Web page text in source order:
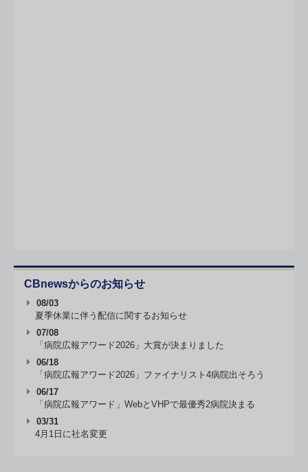
CBnewsからのお知らせ
08/03
夏季休業に伴う配信に関するお知らせ
07/08
「病院広報アワード2026」大賞が決まりました
06/18
「病院広報アワード2026」ファイナリスト4病院出そろう
06/17
「病院広報アワード」WebとVHPで最優秀2病院決まる
03/31
4月1日に社名変更